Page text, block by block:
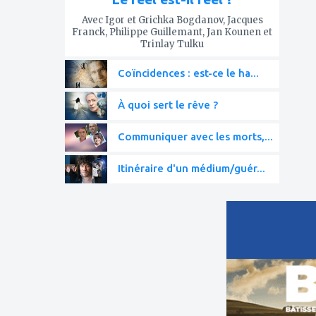
Avec Igor et Grichka Bogdanov, Jacques
Franck, Philippe Guillemant, Jan Kounen et
Trinlay Tulku
Coïncidences : est-ce le ha...
À quoi sert le rêve ?
Communiquer avec les morts,...
Itinéraire d'un médium/guér...
à
mes
favoris